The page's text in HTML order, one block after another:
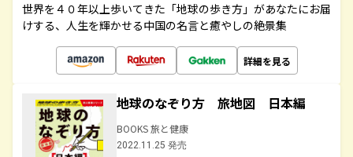
世界を４０年以上歩いてきた「地球の歩き方」があなたにお届
けする、人生を輝かせる中国の名言と癒やしの絶景集
詳細を見る
地球のなぞり方 旅地図 日本編
BOOKS 旅と健康
2022.11.25 発売